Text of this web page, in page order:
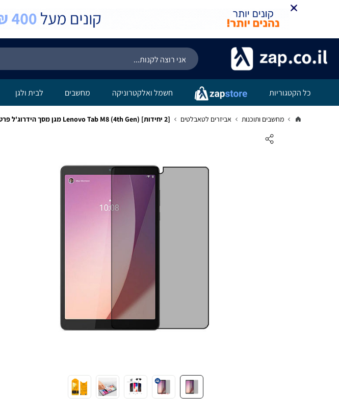
כל הקטגוריות חשמל ואלקטרוניקה מחשבים לבית ולגן
מחשבים ותוכנות אביזרים לטאבלטים [2 יחידות] Lenovo Tab M8 (4th Gen) מגן מסך הידרוג'ל פרטיות (סיליקון) סקרין מובייל